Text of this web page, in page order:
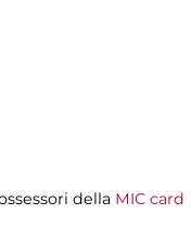
della MIC card